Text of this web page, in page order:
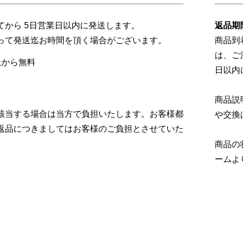
から 5日営業日以内に発送します。
て発送迄お時間を頂く場合がございます。
ら無料
当する場合は当方で負担いたします。お客様都
品につきましてはお客様のご負担とさせていた
返品期
商品到
は、ご
日以内
商品説
や交換
商品の
ームよ